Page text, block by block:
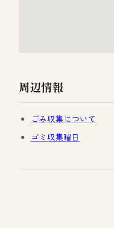
周辺情報
ごみ収集について
ゴミ収集曜日